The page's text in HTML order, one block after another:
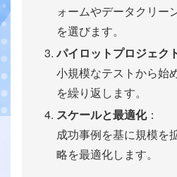
ォームやデータクリー
を選びます。
パイロットプロジェク
小規模なテストから始
を繰り返します。
スケールと最適化：
成功事例を基に規模を
略を最適化します。